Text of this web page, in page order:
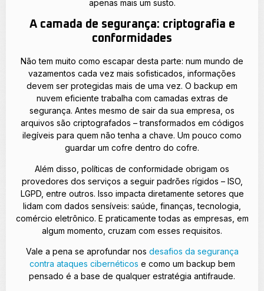
apenas mais um susto.
A camada de segurança: criptografia e
conformidades
Não tem muito como escapar desta parte: num mundo de
vazamentos cada vez mais sofisticados, informações
devem ser protegidas mais de uma vez. O backup em
nuvem eficiente trabalha com camadas extras de
segurança. Antes mesmo de sair da sua empresa, os
arquivos são criptografados – transformados em códigos
ilegíveis para quem não tenha a chave. Um pouco como
guardar um cofre dentro do cofre.
Além disso, políticas de conformidade obrigam os
provedores dos serviços a seguir padrões rígidos – ISO,
LGPD, entre outros. Isso impacta diretamente setores que
lidam com dados sensíveis: saúde, finanças, tecnologia,
comércio eletrônico. E praticamente todas as empresas, em
algum momento, cruzam com esses requisitos.
Vale a pena se aprofundar nos desafios da segurança
contra ataques cibernéticos e como um backup bem
pensado é a base de qualquer estratégia antifraude.